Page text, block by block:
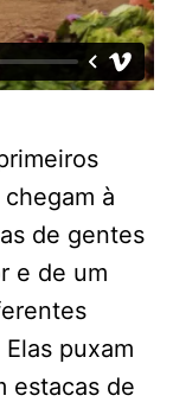
à
de gentes
e de um
puxam
estacas de